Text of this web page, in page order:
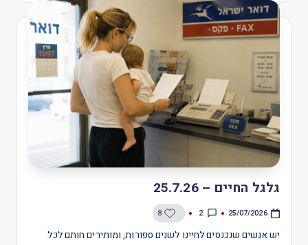
גלגל החיים – 25.7.26
25/07/2026
2
8
יש אנשים שנכנסים לחיינו לשנים ספורות, ומותירים חותם לכל